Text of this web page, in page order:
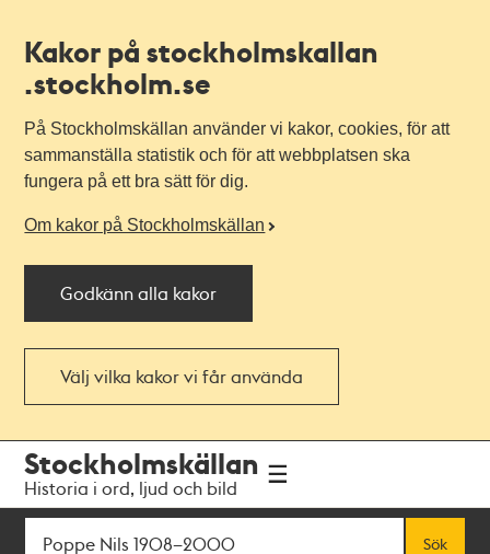
Kakor på stockholmskallan
.stockholm.se
På Stockholmskällan använder vi kakor, cookies, för att
sammanställa statistik och för att webbplatsen ska
fungera på ett bra sätt för dig.
Om kakor på Stockholmskällan
Godkänn alla kakor
Välj vilka kakor vi får använda
navigationen
huvudinnehållet
Stockholmskällan
Historia i ord, ljud och bild
Sök
Sök